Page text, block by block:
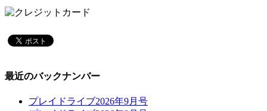
最近のバックナンバー
プレイドライブ2026年9月号